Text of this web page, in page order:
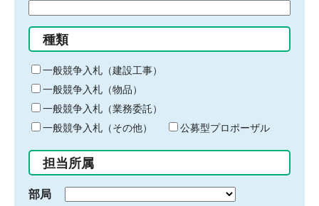
る
キ
ー
ワ
ー
ド
入
力
種類
一般競争入札（建設工事）
一般競争入札（物品）
一般競争入札（業務委託）
一般競争入札（その他）
公募型プロポーザル
担当所属
部局